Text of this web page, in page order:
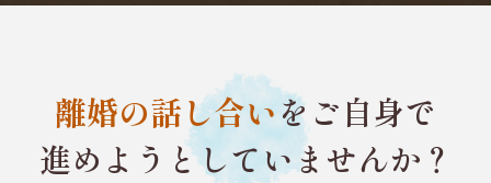
離婚の話し合いをご自身で
進めようとしていませんか？